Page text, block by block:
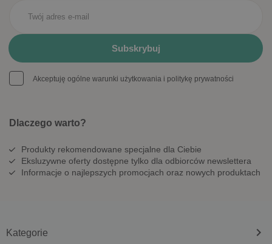
Akceptuję ogólne warunki użytkowania i politykę prywatności
Dlaczego warto?
Produkty rekomendowane specjalne dla Ciebie
Eksluzywne oferty dostępne tylko dla odbiorców newslettera
Informacje o najlepszych promocjach oraz nowych produktach
Kategorie keyboard_arrow_right